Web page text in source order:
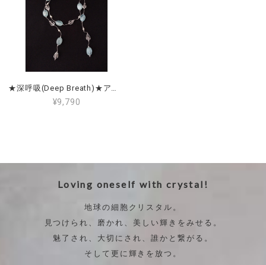
¥9,790
Loving oneself with crystal!
地球の細胞クリスタル。
見つけられ、磨かれ、美しい輝きをみせる。
魅了され、大切にされ、誰かと繋がる。
そして更に輝きを放つ。